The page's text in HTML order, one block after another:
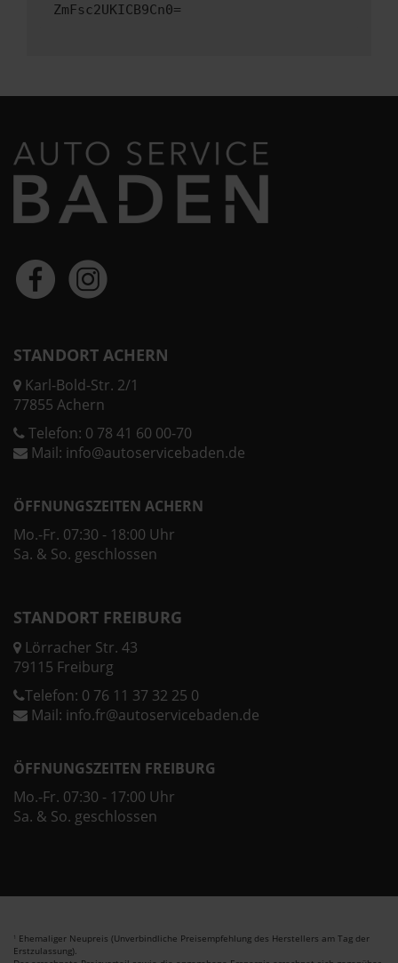
ZmFsc2UKICB9Cn0=
STANDORT ACHERN
Karl-Bold-Str. 2/1
77855 Achern
Telefon: 0 78 41 60 00-70
Mail: info@autoservicebaden.de
ÖFFNUNGSZEITEN ACHERN
Mo.-Fr. 07:30 - 18:00 Uhr
Sa. & So. geschlossen
STANDORT FREIBURG
Lörracher Str. 43
79115 Freiburg
Telefon: 0 76 11 37 32 25 0
Mail: info.fr@autoservicebaden.de
ÖFFNUNGSZEITEN FREIBURG
Mo.-Fr. 07:30 - 17:00 Uhr
Sa. & So. geschlossen
1 Ehemaliger Neupreis (Unverbindliche Preisempfehlung des Herstellers am Tag der
Erstzulassung).